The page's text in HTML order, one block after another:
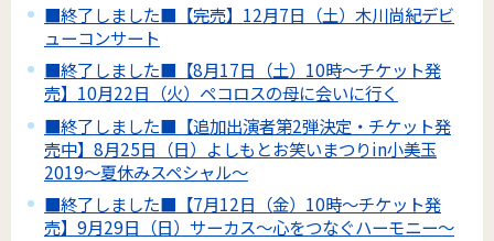
■終了しました■【完売】12月7日（土）木川尚紀デビ
ューコンサート
■終了しました■【8月17日（土）10時～チケット発
売】10月22日（火）ペコロスの母に会いに行く
■終了しました■【追加出演者第2弾決定・チケット発
売中】8月25日（日）よしもとお笑いまつりin小美玉
2019～夏休みスペシャル～
■終了しました■【7月12日（金）10時～チケット発
売】9月29日（日）サーカス～心をつなぐハーモニー～